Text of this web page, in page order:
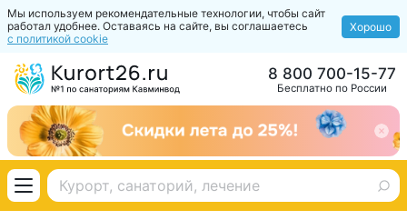
Мы используем рекомендательные технологии, чтобы сайт
работал удобнее. Оставаясь на сайте, вы соглашаетесь
с политикой cookie
Хорошо
Бесплатно по России
8 800 700-15-77